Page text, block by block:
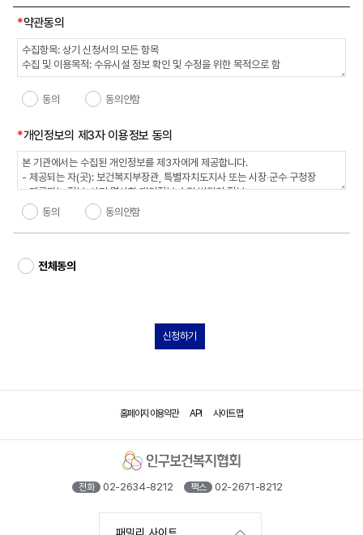
*약관동의
동의 동의안함
*개인정보의 제3자 이용정보 동의
동의 동의안함
전체동의
신청하기
홈페이지 이용약관 API 사이트 맵
전화 02-2634-8212 팩스 02-2671-8212